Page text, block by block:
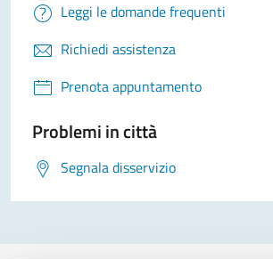
Leggi le domande frequenti
Richiedi assistenza
Prenota appuntamento
Problemi in città
Segnala disservizio